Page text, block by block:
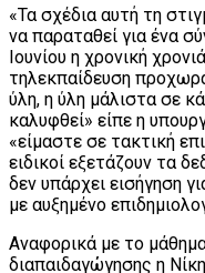
«Τα σχέδια αυτή τη
να παραταθεί για ένα
Ιουνίου η χρονική
τηλεκπαίδευση
ύλη, η ύλη μάλιστα σε
καλυφθεί» είπε η
«είμαστε σε τακτική
ειδικοί εξετάζουν τα
δεν υπάρχει εισήγηση
με αυξημένο
Αναφορικά με το
διαπαιδαγώγησης η